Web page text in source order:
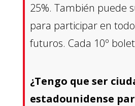
25%. También puede
para participar en
futuros. Cada 10º
¿Tengo que ser
estadounidense